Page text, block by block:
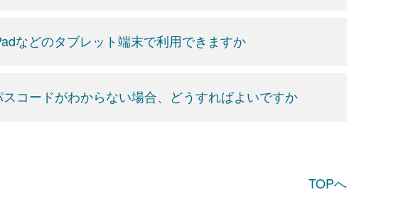
などのタブレット端末で利用できますか
コードがわからない場合、どうすればよいですか
TOPへ